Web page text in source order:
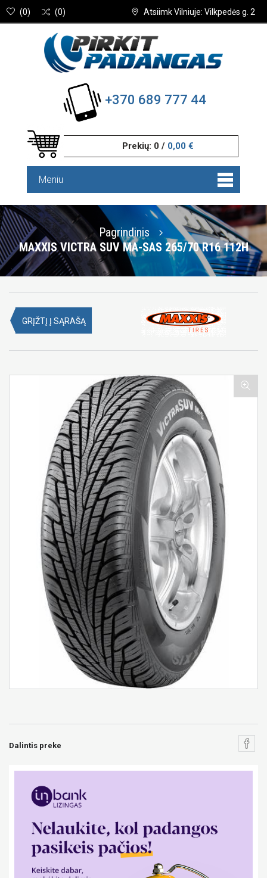
Atsiimk Vilniuje: Vilkpedės g. 2
(0) (0)
+370 689 777 44
Prekių: 0 / 0,00 €
Meniu
Pagrindinis
MAXXIS VICTRA SUV MA-SAS 265/70 R16 112H
GRĮŽTĮ Į SĄRAŠĄ
Dalintis preke